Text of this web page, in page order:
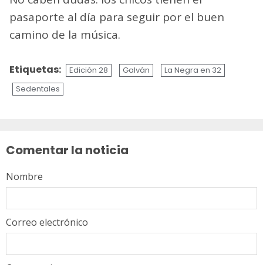
pasaporte al día para seguir por el buen
camino de la música.
Etiquetas: Edición 28 Galván
La Negra en 32
Sedentales
Comentar la noticia
Nombre
Correo electrónico